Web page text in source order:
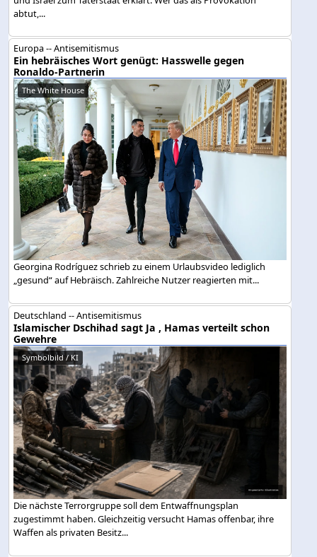
abtut,...
Europa -- Antisemitismus
Ein hebräisches Wort genügt: Hasswelle gegen
Ronaldo-Partnerin
The White House
Georgina Rodríguez schrieb zu einem Urlaubsvideo lediglich
„gesund“ auf Hebräisch. Zahlreiche Nutzer reagierten mit...
Deutschland -- Antisemitismus
Islamischer Dschihad sagt Ja , Hamas verteilt schon
Gewehre
Symbolbild / KI
Die nächste Terrorgruppe soll dem Entwaffnungsplan
zugestimmt haben. Gleichzeitig versucht Hamas offenbar, ihre
Waffen als privaten Besitz...